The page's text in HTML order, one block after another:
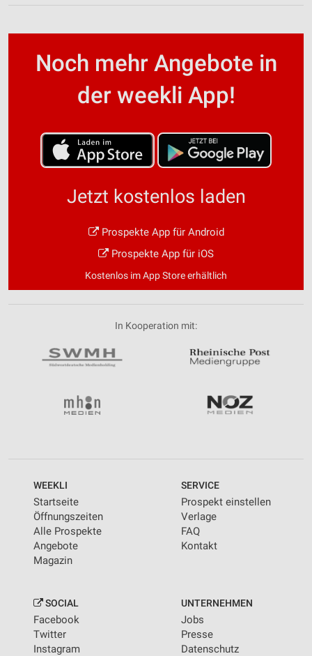
Noch mehr Angebote in
der weekli App!
Jetzt kostenlos laden
Prospekte App für Android
Prospekte App für iOS
Kostenlos im App Store erhältlich
In Kooperation mit:
WEEKLI
Startseite
Öffnungszeiten
Alle Prospekte
Angebote
Magazin
SERVICE
Prospekt einstellen
Verlage
FAQ
Kontakt
SOCIAL
Facebook
Twitter
Instagram
UNTERNEHMEN
Jobs
Presse
Datenschutz